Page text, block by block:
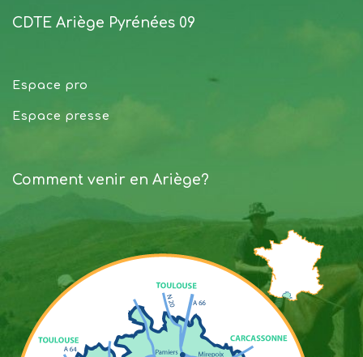
CDTE Ariège Pyrénées 09
Espace pro
Espace presse
Comment venir en Ariège?